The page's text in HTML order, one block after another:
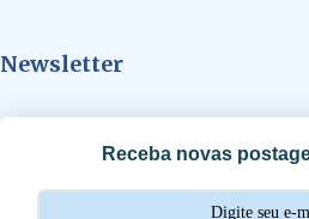
á
s
Newsletter
Receba novas